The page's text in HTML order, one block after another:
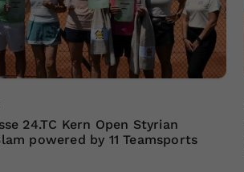
24.TC Kern Open Styrian
powered by 11 Teamsports